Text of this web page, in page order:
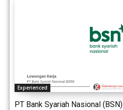
Experienced
PT Bank Syariah Nasional (BSN)